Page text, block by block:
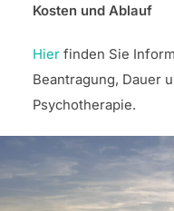
Kosten und Ablauf
Hierfinden Sie
Beantragung, Dauer
Psychotherapie.